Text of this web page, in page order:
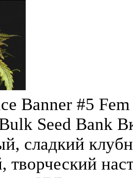
Banner #5
Seed Bank
сладкий
творческий